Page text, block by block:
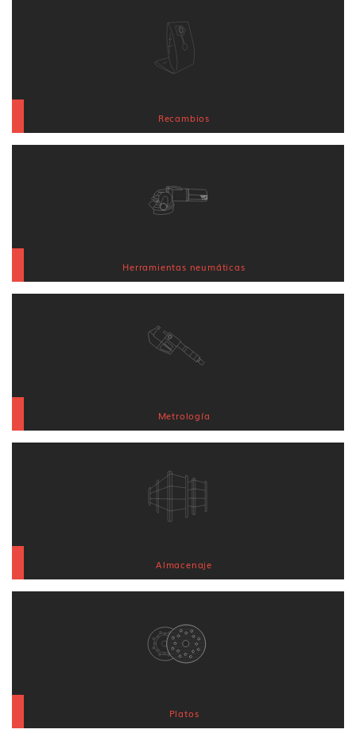
Recambios
Herramientas neumáticas
Metrología
Almacenaje
Platos